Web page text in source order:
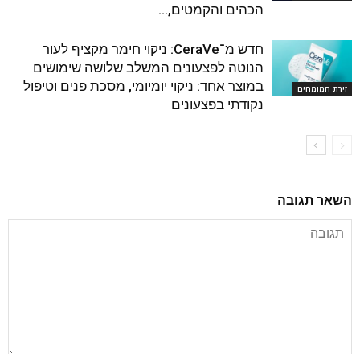
הכהים והקמטים,...
זירת המומחים
חדש מ־CeraVe: ניקוי חימר מקציף לעור
הנוטה לפצעונים המשלב שלושה שימושים
במוצר אחד: ניקוי יומיומי, מסכת פנים וטיפול
נקודתי בפצעונים
השאר תגובה